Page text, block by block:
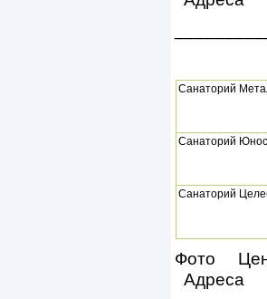
Санаторий
Санаторий
Санаторий
Фото